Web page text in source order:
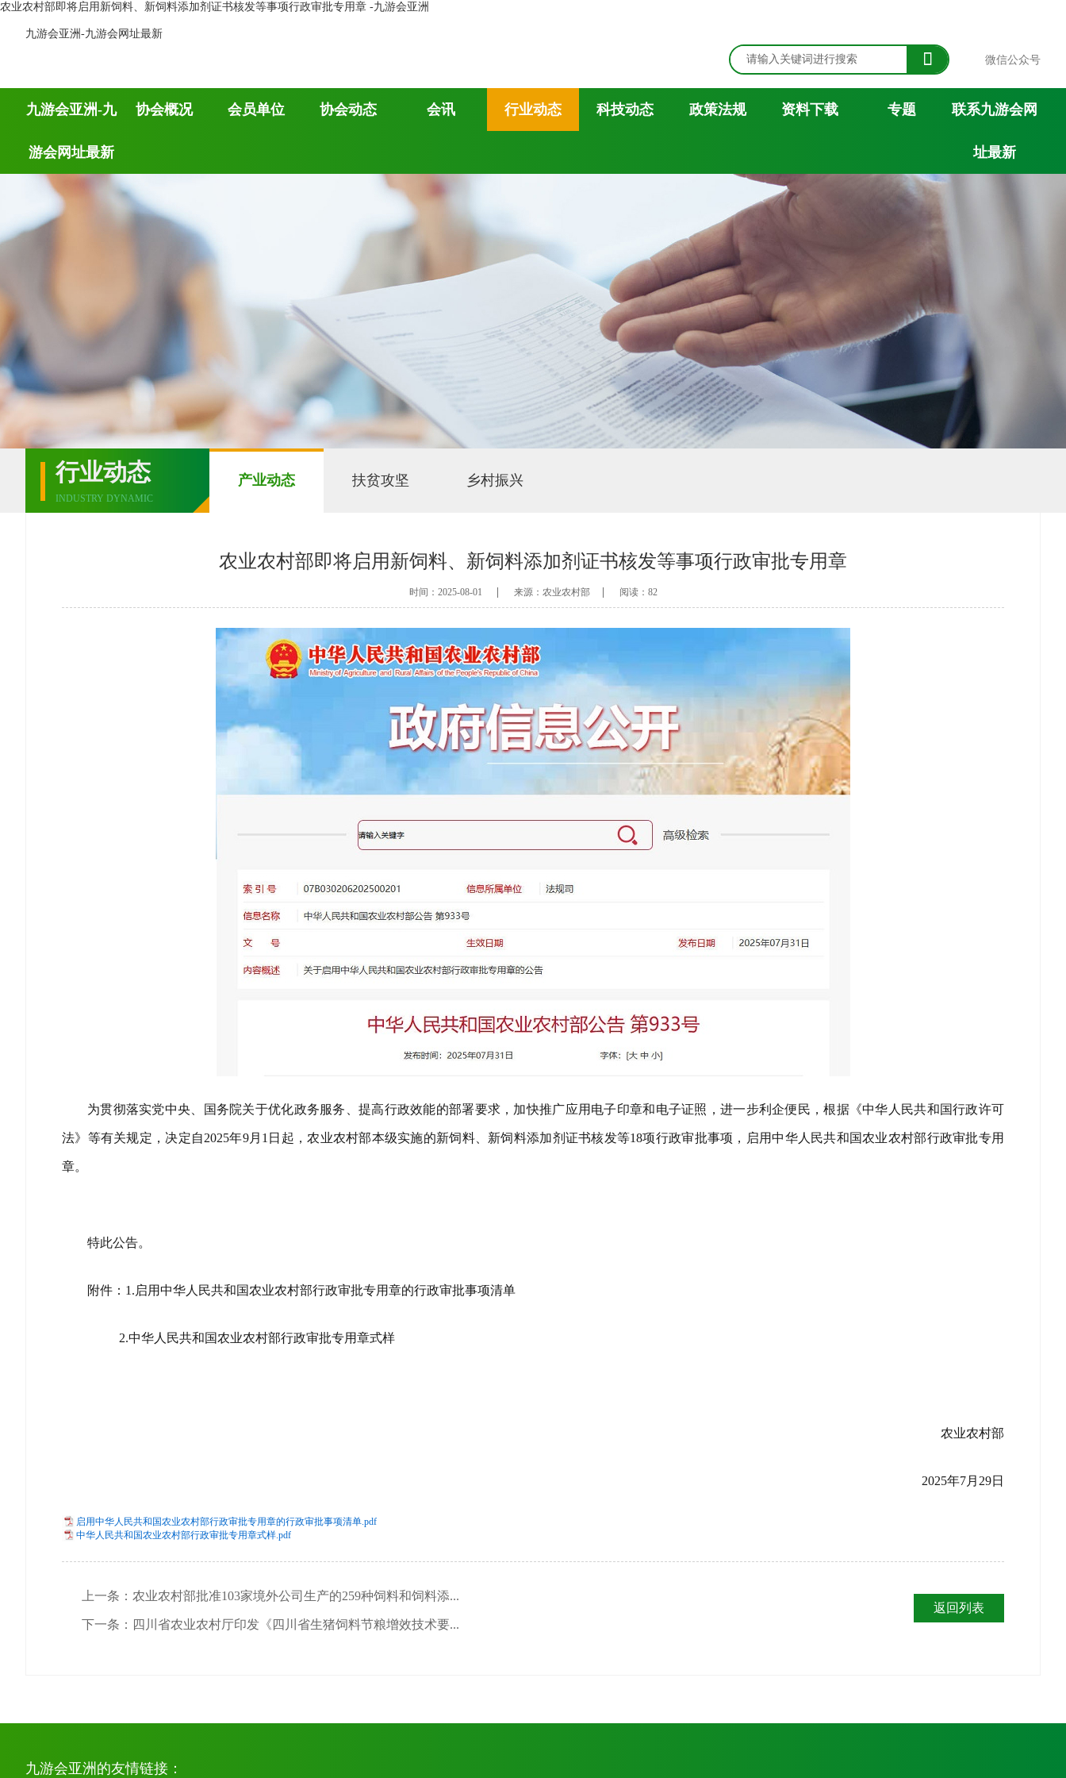
农业农村部即将启用新饲料、新饲料添加剂证书核发等事项行政审批专用章 -九游会亚洲
九游会亚洲-九游会网址最新
微信公众号

九游会亚洲-九
游会网址最新
协会概况 会员单位 协会动态 会讯 行业动态 科技动态 政策法规 资料下载 专题 联系九游会网
址最新
行业动态
INDUSTRY DYNAMIC
产业动态 扶贫攻坚 乡村振兴
农业农村部即将启用新饲料、新饲料添加剂证书核发等事项行政审批专用章
时间：2025-08-01 来源：农业农村部 阅读：82
为贯彻落实党中央、国务院关于优化政务服务、提高行政效能的部署要求，加快推广应用电子印章和电子证照，进一步利企便民，根据《中华人民共和国行政许可
法》等有关规定，决定自2025年9月1日起，农业农村部本级实施的新饲料、新饲料添加剂证书核发等18项行政审批事项，启用中华人民共和国农业农村部行政审批专用
章。
特此公告。
附件：1.启用中华人民共和国农业农村部行政审批专用章的行政审批事项清单
2.中华人民共和国农业农村部行政审批专用章式样
农业农村部
2025年7月29日
启用中华人民共和国农业农村部行政审批专用章的行政审批事项清单.pdf
中华人民共和国农业农村部行政审批专用章式样.pdf
上一条：农业农村部批准103家境外公司生产的259种饲料和饲料添...
下一条：四川省农业农村厅印发《四川省生猪饲料节粮增效技术要...
返回列表
九游会亚洲的友情链接：